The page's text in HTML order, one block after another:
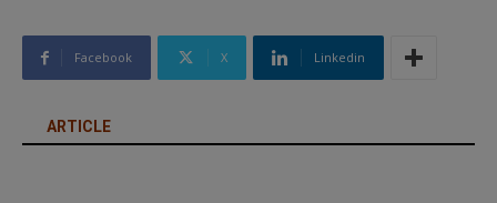
Facebook X Linkedin
ARTICLE